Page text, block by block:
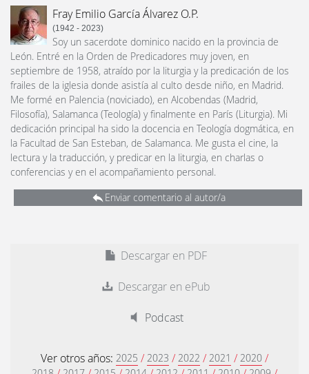
Fray Emilio García Álvarez O.P.
(1942 - 2023)
Soy un sacerdote dominico nacido en la provincia de
León. Entré en la Orden de Predicadores muy joven, en
septiembre de 1958, atraído por la liturgia y la predicación de los
frailes de la iglesia donde asistía al culto desde niño, en Madrid.
Me formé en Palencia (noviciado), en Alcobendas (Madrid,
Filosofía), Salamanca (Teología) y finalmente en París (Liturgia). Mi
dedicación principal ha sido la docencia en Teología dogmática, en
la Facultad de San Esteban, de Salamanca. Me gusta el cine, la
lectura y la traducción, y predicar en la liturgia, en charlas o
conferencias y en el acompañamiento personal.
Enviar comentario al autor/a
Descargar en PDF
Descargar en ePub
Podcast
Ver otros años: 2025 / 2023 / 2022 / 2021 / 2020 /